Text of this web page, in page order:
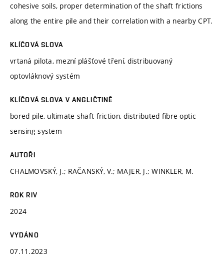
cohesive soils, proper determination of the shaft frictions
along the entire pile and their correlation with a nearby CPT.
KLÍČOVÁ SLOVA
vrtaná pilota, mezní plášťové tření, distribuovaný
optovláknový systém
KLÍČOVÁ SLOVA V ANGLIČTINĚ
bored pile, ultimate shaft friction, distributed fibre optic
sensing system
AUTOŘI
CHALMOVSKÝ, J.; RAČANSKÝ, V.; MAJER, J.; WINKLER, M.
ROK RIV
2024
VYDÁNO
07.11.2023